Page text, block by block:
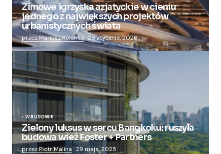
Zimowe igrzyska azjatyckie w cieniu
jednego z największych projektów
urbanistycznych świata
przez Mariusz Kolanko 28 stycznia, 2026
W BUDOWIE
Zielony luksus w sercu Bangkoku: ruszyła
budowa wież Foster + Partners
przez Piotr Malina 29 maja, 2025